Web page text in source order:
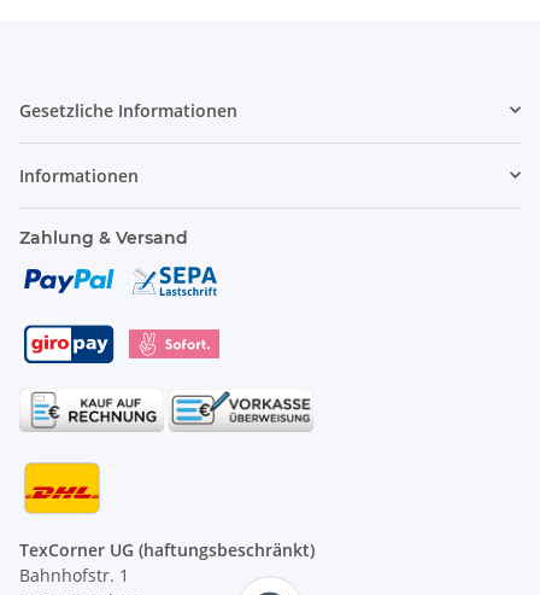
Gesetzliche Informationen
Informationen
Zahlung & Versand
TexCorner UG (haftungsbeschränkt)
Bahnhofstr. 1